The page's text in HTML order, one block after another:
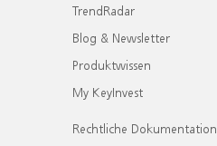
TrendRadar
Blog & Newsletter
Produktwissen
My KeyInvest
Rechtliche Dokumentation